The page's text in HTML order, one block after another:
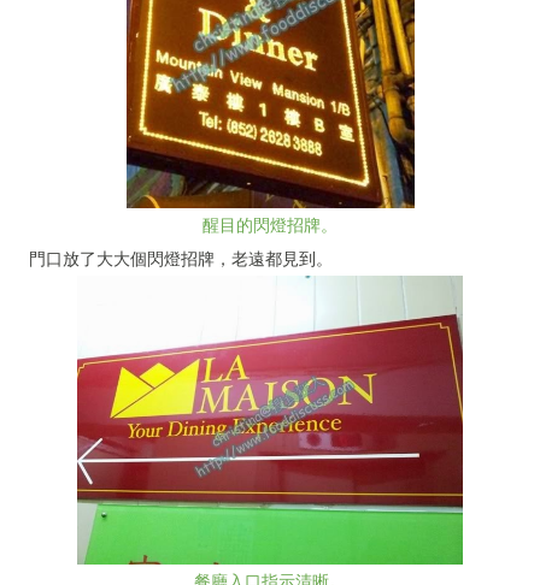
醒目的閃燈招牌。
門口放了大大個閃燈招牌，老遠都見到。